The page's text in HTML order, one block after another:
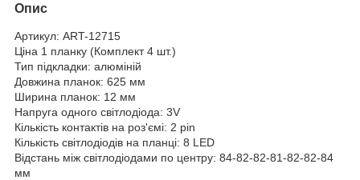
Опис
Артикул: ART-12715
Ціна 1 планку (Комплект 4 шт.)
Тип підкладки: алюміній
Довжина планок: 625 мм
Ширина планок: 12 мм
Напруга одного світлодіода: 3V
Кількість контактів на роз'ємі: 2 pin
Кількість світлодіодів на планці: 8 LED
Відстань між світлодіодами по центру: 84-82-82-81-82-82-84
мм